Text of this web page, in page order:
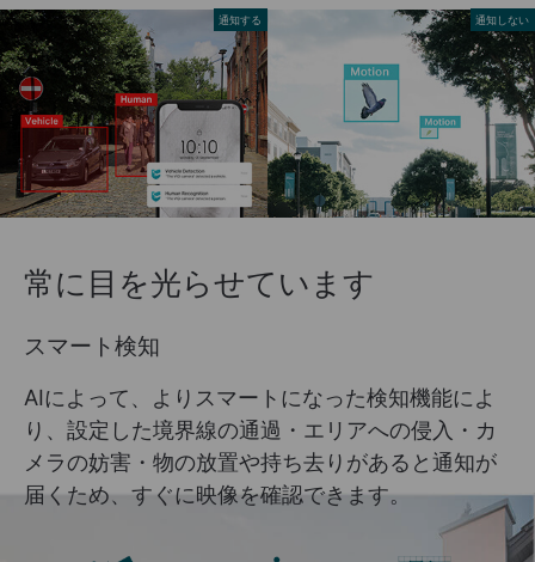
通知する 通知しない
常に目を光らせています
スマート検知
AIによって、よりスマートになった検知機能によ
り、設定した境界線の通過・エリアへの侵入・カ
メラの妨害・物の放置や持ち去りがあると通知が
届くため、すぐに映像を確認できます。